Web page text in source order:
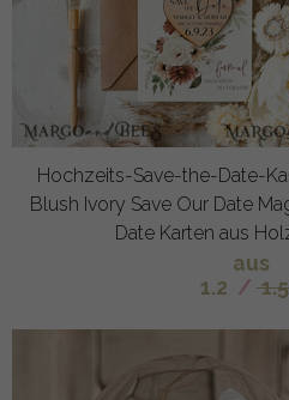
Hochzeits-Save-the-Date-
Blush Ivory Save Our Date
Date Karten aus
aus
1.2 /